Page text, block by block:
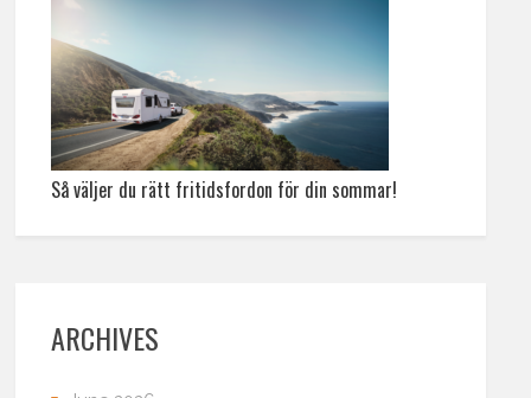
Så väljer du rätt fritidsfordon för din sommar!
ARCHIVES